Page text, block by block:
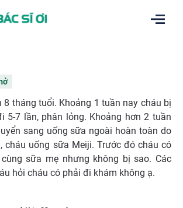
8 tháng tuổi. Khoảng 1 tuần nay cháu bị
5-7 lần, phân lỏng. Khoảng hơn 2 tuần
sang uống sữa ngoài hoàn toàn do
cháu uống sữa Meiji. Trước đó cháu có
sữa mẹ nhưng không bị sao. Các
hỏi cháu có phải đi khám không ạ.